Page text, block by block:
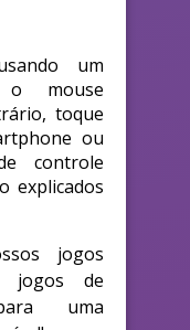
um
o mouse
toque
ou
controle
explicados
jogos
jogos de
uma